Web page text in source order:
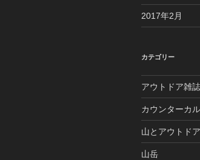
2017年2月
カテゴリー
アウトドア雑
カウンターカ
山とアウトドア
山岳